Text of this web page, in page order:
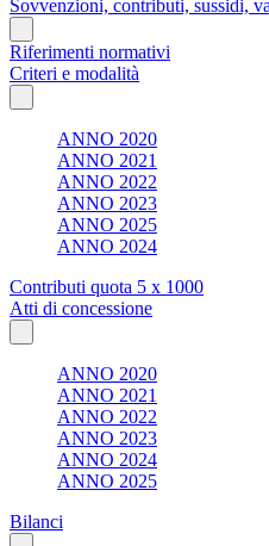
Sovvenzioni, contributi, sussidi,
Riferimenti normativi
Criteri e modalità
ANNO 2020
ANNO 2021
ANNO 2022
ANNO 2023
ANNO 2025
ANNO 2024
Contributi quota 5 x 1000
Atti di concessione
ANNO 2020
ANNO 2021
ANNO 2022
ANNO 2023
ANNO 2024
ANNO 2025
Bilanci